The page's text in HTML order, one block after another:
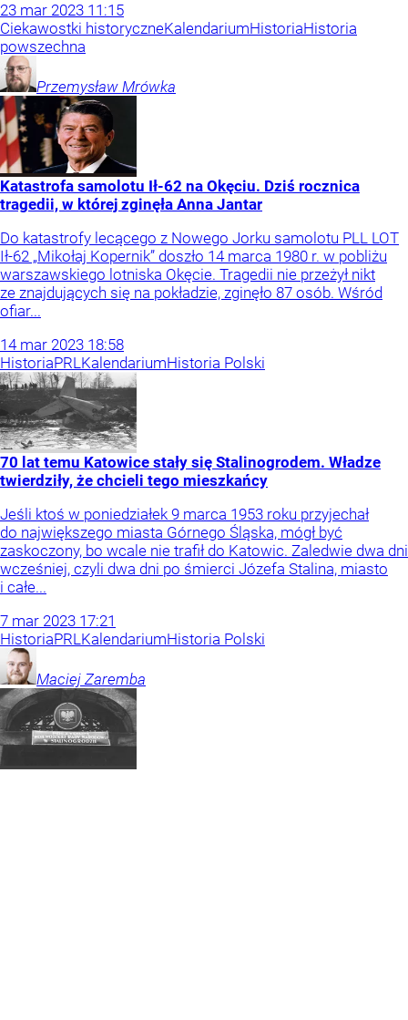
23 mar 2023 11:15
Ciekawostki historyczneKalendariumHistoriaHistoria
powszechna
Przemysław Mrówka
Katastrofa samolotu Ił-62 na Okęciu. Dziś rocznica
tragedii, w której zginęła Anna Jantar
Do katastrofy lecącego z Nowego Jorku samolotu PLL LOT
Ił-62 „Mikołaj Kopernik” doszło 14 marca 1980 r. w pobliżu
warszawskiego lotniska Okęcie. Tragedii nie przeżył nikt
ze znajdujących się na pokładzie, zginęło 87 osób. Wśród
ofiar...
14 mar 2023 18:58
HistoriaPRLKalendariumHistoria Polski
70 lat temu Katowice stały się Stalinogrodem. Władze
twierdziły, że chcieli tego mieszkańcy
Jeśli ktoś w poniedziałek 9 marca 1953 roku przyjechał
do największego miasta Górnego Śląska, mógł być
zaskoczony, bo wcale nie trafił do Katowic. Zaledwie dwa dni
wcześniej, czyli dwa dni po śmierci Józefa Stalina, miasto
i całe...
7 mar 2023 17:21
HistoriaPRLKalendariumHistoria Polski
Maciej Zaremba